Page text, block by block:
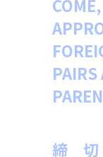
締 切